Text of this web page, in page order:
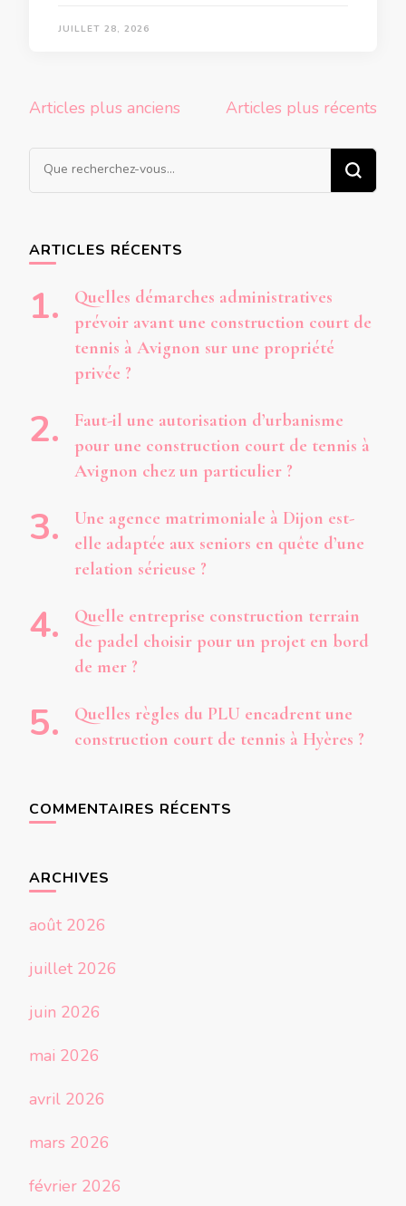
JUILLET 28, 2026
Navigation
articles
Articles plus anciens Articles plus récents
Vous
recherchiez
ARTICLES RÉCENTS
Quelles démarches administratives
prévoir avant une construction court de
tennis à Avignon sur une propriété
privée ?
Faut-il une autorisation d’urbanisme
pour une construction court de tennis à
Avignon chez un particulier ?
Une agence matrimoniale à Dijon est-
elle adaptée aux seniors en quête d’une
relation sérieuse ?
Quelle entreprise construction terrain
de padel choisir pour un projet en bord
de mer ?
Quelles règles du PLU encadrent une
construction court de tennis à Hyères ?
COMMENTAIRES RÉCENTS
ARCHIVES
août 2026
juillet 2026
juin 2026
mai 2026
avril 2026
mars 2026
février 2026